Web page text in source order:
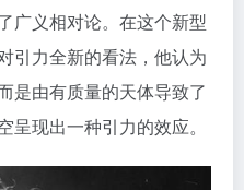
广义相对论。在这个新型
引力全新的看法，他认为
是由有质量的天体导致了
现出一种引力的效应。